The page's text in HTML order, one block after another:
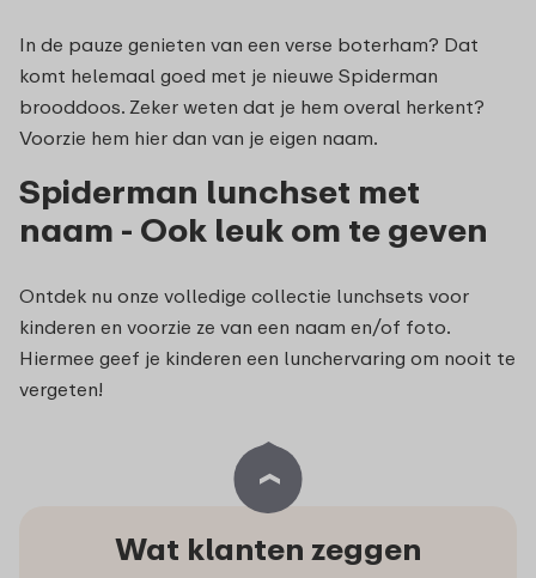
In de pauze genieten van een verse boterham? Dat
komt helemaal goed met je nieuwe Spiderman
brooddoos. Zeker weten dat je hem overal herkent?
Voorzie hem hier dan van je eigen naam.
Spiderman lunchset met
naam - Ook leuk om te geven
Ontdek nu onze volledige collectie lunchsets voor
kinderen en voorzie ze van een naam en/of foto.
Hiermee geef je kinderen een lunchervaring om nooit te
vergeten!
Wat klanten zeggen